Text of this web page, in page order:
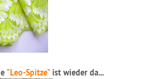
"Leo-Spitze" ist wieder da...